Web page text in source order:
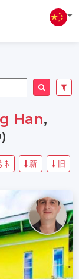
Han,
旧
新
$